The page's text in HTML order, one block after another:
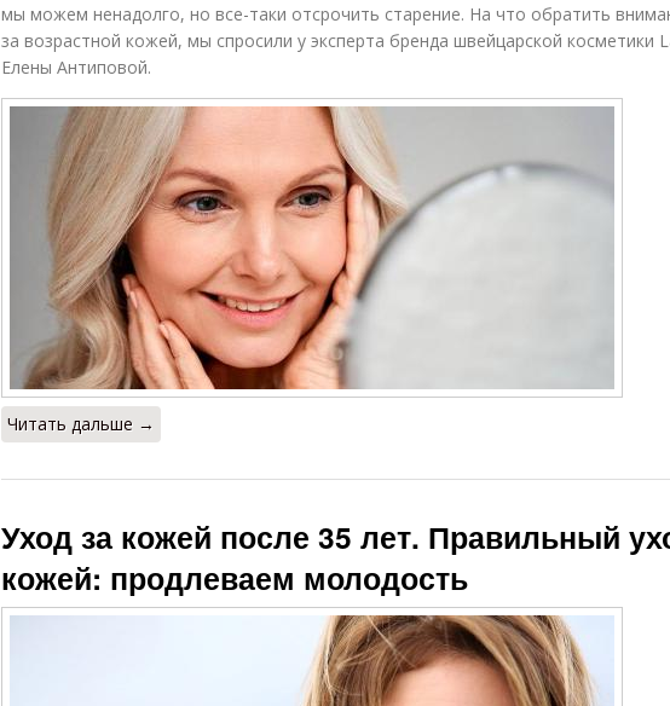
мы можем ненадолго, но все-таки отсрочить старение. На что обратить
за возрастной кожей, мы спросили у эксперта бренда швейцарской косметики
Елены Антиповой.
Читать дальше →
Уход за кожей после 35 лет. Правильный
кожей: продлеваем молодость